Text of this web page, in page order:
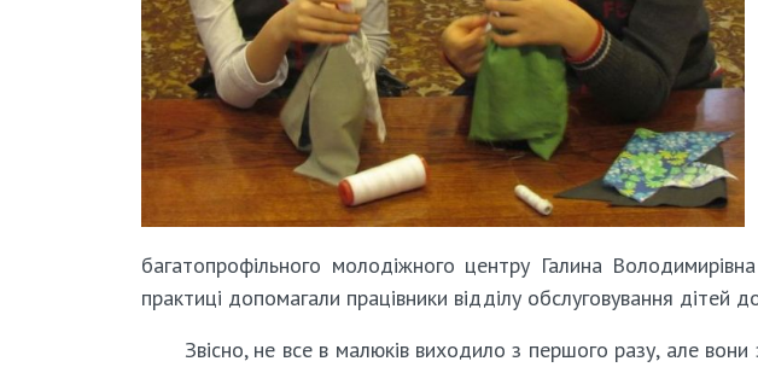
багатопрофільного молодіжного центру Галина
практиці допомагали працівники відділу обслуговування дітей
Звісно, не все в малюків виходило з першого разу, але